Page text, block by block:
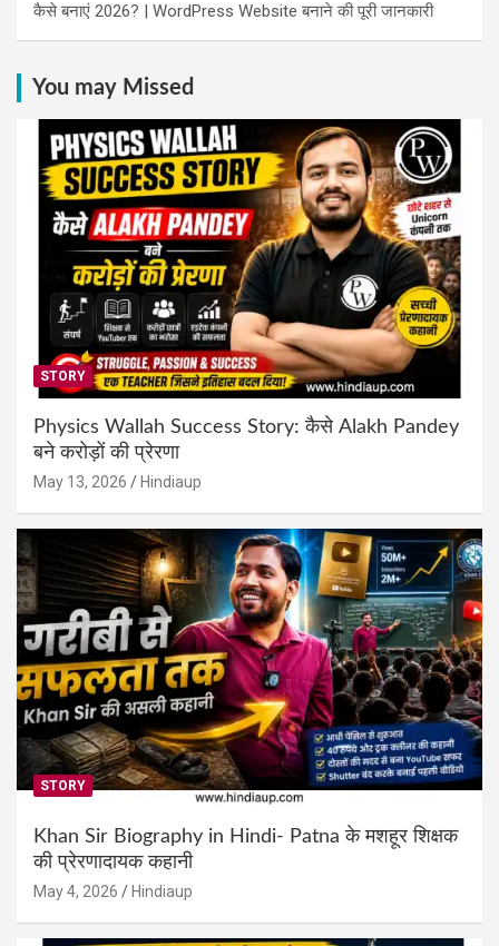
कैसे बनाएं 2026? | WordPress Website बनाने की पूरी जानकारी
You may Missed
STORY
Physics Wallah Success Story: कैसे Alakh Pandey
बने करोड़ों की प्रेरणा
May 13, 2026 Hindiaup
STORY
Khan Sir Biography in Hindi- Patna के मशहूर शिक्षक
की प्रेरणादायक कहानी
May 4, 2026 Hindiaup